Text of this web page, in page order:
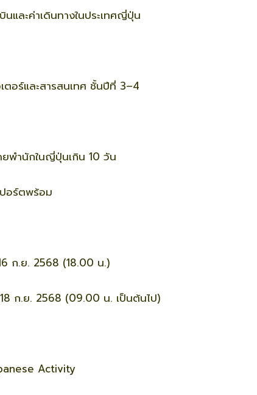
และค่าเดินทางในประเทศญี่ปุ่น
อร์และสารสนเทศ ชั้นปีที่ 3–4
พำนักในญี่ปุ่นเกิน 10 วัน
อร์ตพร้อม
ก.ย. 2568 (18.00 น.)
ก.ย. 2568 (09.00 น. เป็นต้นไป)
Activity